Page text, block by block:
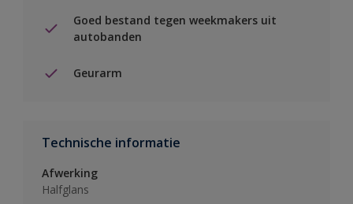
Goed bestand tegen weekmakers uit
autobanden
Geurarm
Technische informatie
Afwerking
Halfglans